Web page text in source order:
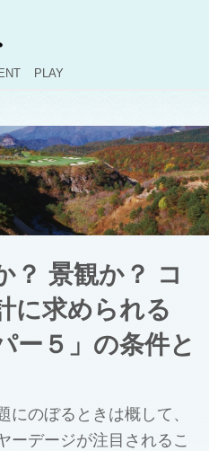
PLAY
？ 景観か？ コ
に求められる
ー５」の条件と
にのぼるときは概して、
ーデージが注目されるこ